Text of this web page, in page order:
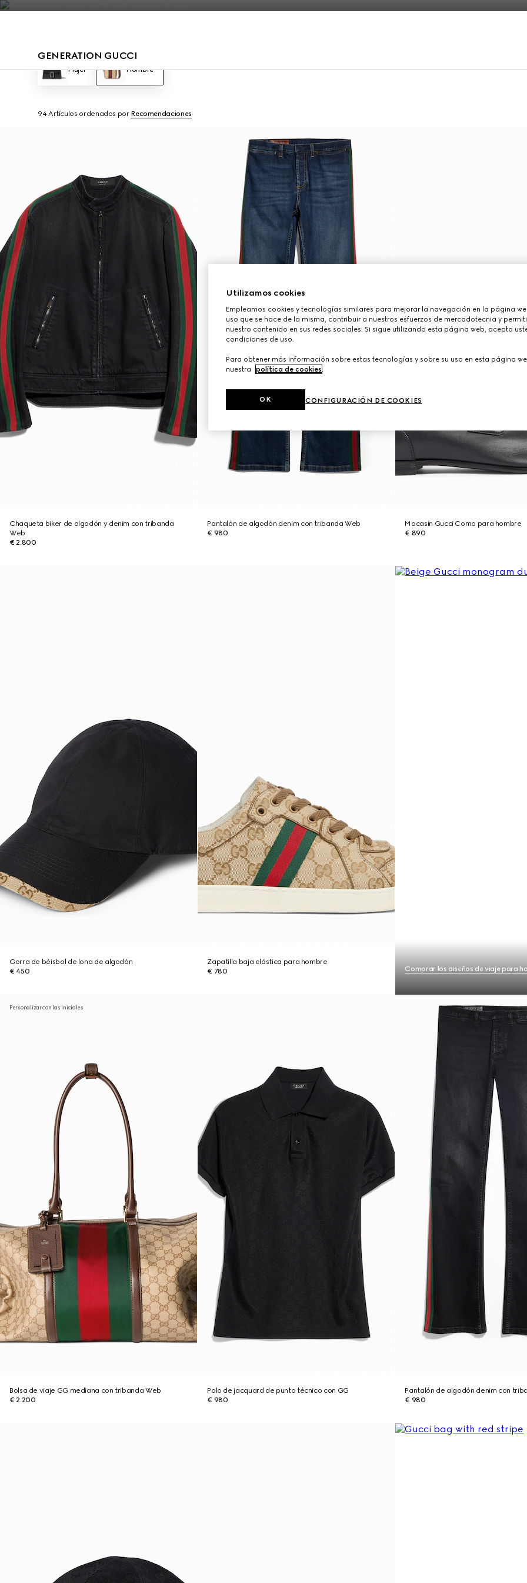
GENERATION GUCCI
Mujer Hombre
94 Artículos ordenados por Recomendaciones
Chaqueta biker de algodón y denim con tribanda
Web
€ 2.800
Pantalón de algodón denim con tribanda Web
€ 980
Mocasín Gucci Como para hombre
€ 890
Gorra de béisbol de lona de algodón
€ 450
Zapatilla baja elástica para hombre
€ 780
Comprar los diseños de viaje para
Personalizar con las iniciales
Bolsa de viaje GG mediana con tribanda Web
€ 2.200
Polo de jacquard de punto técnico con GG
€ 980
Pantalón de algodón denim con
€ 980
Utilizamos cookies
Empleamos cookies y tecnologías similares para mejorar la navegación en la página
uso que se hace de la misma, contribuir a nuestros esfuerzos de mercadotecnia y
nuestro contenido en sus redes sociales. Si sigue utilizando esta página web, acepta
condiciones de uso.
Para obtener más información sobre estas tecnologías y sobre su uso en esta página
nuestra
política de cookies.
CONFIGURACIÓN DE COOKIES
OK